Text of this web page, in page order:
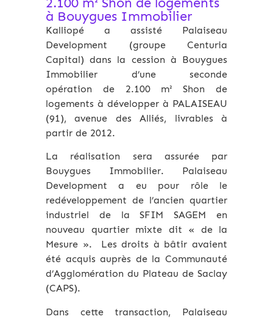
à Bouygues Immobilier
Kalliopé a assisté Palaiseau
Development (groupe Centuria
Capital) dans la cession à Bouygues
Immobilier d’une seconde
opération de 2.100 m² Shon de
logements à développer à PALAISEAU
(91), avenue des Alliés, livrables à
partir de 2012.
La réalisation sera assurée par
Bouygues Immobilier. Palaiseau
Development a eu pour rôle le
redéveloppement de l’ancien quartier
industriel de la SFIM SAGEM en
nouveau quartier mixte dit « de la
Mesure ». Les droits à bâtir avaient
été acquis auprès de la Communauté
d’Agglomération du Plateau de Saclay
(CAPS).
Dans cette transaction, Palaiseau